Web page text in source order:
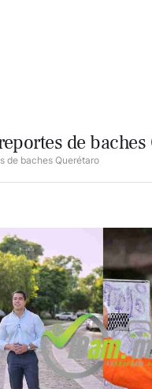
de baches
de baches Querétaro